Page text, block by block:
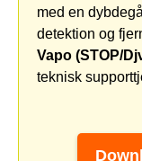
med en
detektion og
Vapo (STOP/
teknisk